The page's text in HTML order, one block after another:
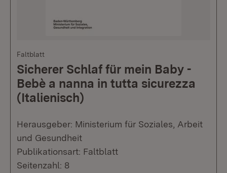
Faltblatt
Sicherer Schlaf für mein Baby -
Bebè a nanna in tutta sicurezza
(Italienisch)
Herausgeber: Ministerium für Soziales, Arbeit
und Gesundheit
Publikationsart: Faltblatt
Seitenzahl: 8